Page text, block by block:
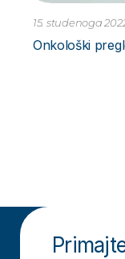
15. studenoga
Onkološki